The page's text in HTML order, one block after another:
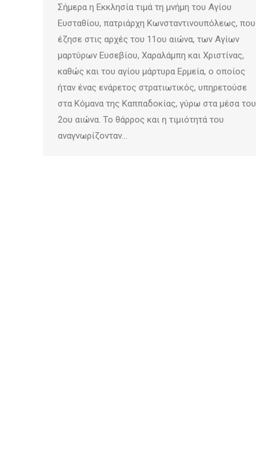
Σήμερα η Εκκλησία τιμά τη μνήμη του Αγίου
Ευσταθίου, πατριάρχη Κωνσταντινουπόλεως, που
έζησε στις αρχές του 11ου αιώνα, των Αγίων
μαρτύρων Ευσεβίου, Χαραλάμπη και Χριστίνας,
καθώς και του αγίου μάρτυρα Ερμεία, ο οποίος
ήταν ένας ενάρετος στρατιωτικός, υπηρετούσε
στα Κόμανα της Καππαδοκίας, γύρω στα μέσα του
2ου αιώνα. Το θάρρος και η τιμιότητά του
αναγνωρίζονταν…